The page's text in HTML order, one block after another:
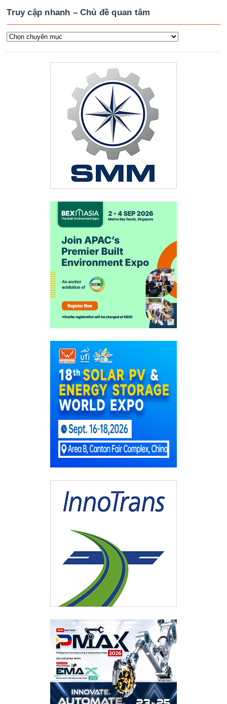
Truy cập nhanh – Chủ đề quan tâm